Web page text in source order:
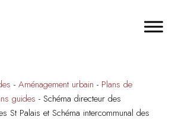
- Aménagement urbain - Plans de
guides - Schéma directeur des
St Palais et Schéma intercommunal des